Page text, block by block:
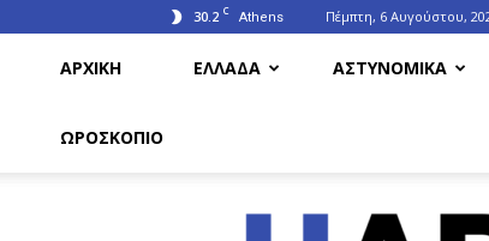
30.2 C Athens Πέμπτη, 6 Αυγούστου,
ΑΡΧΙΚΗ ΕΛΛΑΔΑ ΑΣΤΥΝΟΜΙΚΑ
ΩΡΟΣΚΟΠΙΟ